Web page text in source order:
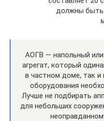
должны быть
АОГВ — напольный
агрегат, который
в частном доме, так и
оборудования
Лучше не подбирать
для небольших